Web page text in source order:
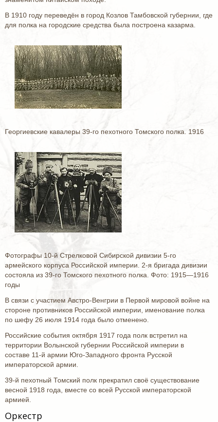
В 1910 году переведён в город Козлов Тамбовской губернии, где
для полка на городские средства была построена казарма.
Георгиевские кавалеры 39-го пехотного Томского полка. 1916
Фотографы 10-й Стрелковой Сибирской дивизии 5-го
армейского корпуса Российской империи. 2-я бригада дивизии
состояла из 39-го Томского пехотного полка. Фото: 1915—1916
годы
В связи с участием Австро-Венгрии в Первой мировой войне на
стороне противников Российской империи, именование полка
по шефу 26 июля 1914 года было отменено.
Российские события октября 1917 года полк встретил на
территории Волынской губернии Российской империи в
составе 11-й армии Юго-Западного фронта Русской
императорской армии.
39-й пехотный Томский полк прекратил своё существование
весной 1918 года, вместе со всей Русской императорской
армией.
Оркестр